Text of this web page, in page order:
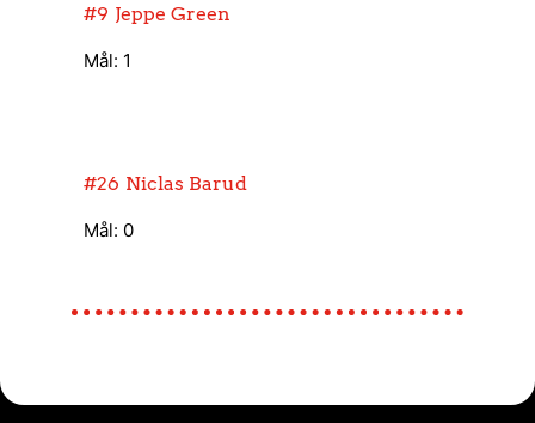
#9 Jeppe Green
Mål: 1
#26 Niclas Barud
Mål: 0